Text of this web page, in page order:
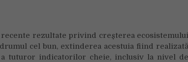
recente rezultate privind creșterea ecosistemului
cel bun, extinderea acestuia fiind realizată
tuturor indicatorilor cheie, inclusiv la nivel de